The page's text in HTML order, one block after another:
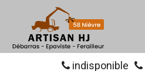
indisponible